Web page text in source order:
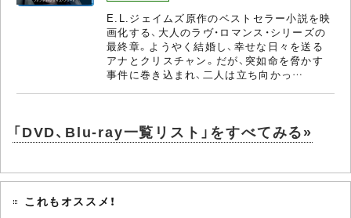
E.L.ジェイムズ原作のベストセラー小説を映
画化する、大人のラヴ・ロマンス・シリーズの
最終章。ようやく結婚し、幸せな日々を送る
アナとクリスチャン。だが、突如命を脅かす
事件に巻き込まれ、二人は立ち向かっ…
「DVD、Blu-ray一覧リスト」をすべてみる»
これもオススメ！